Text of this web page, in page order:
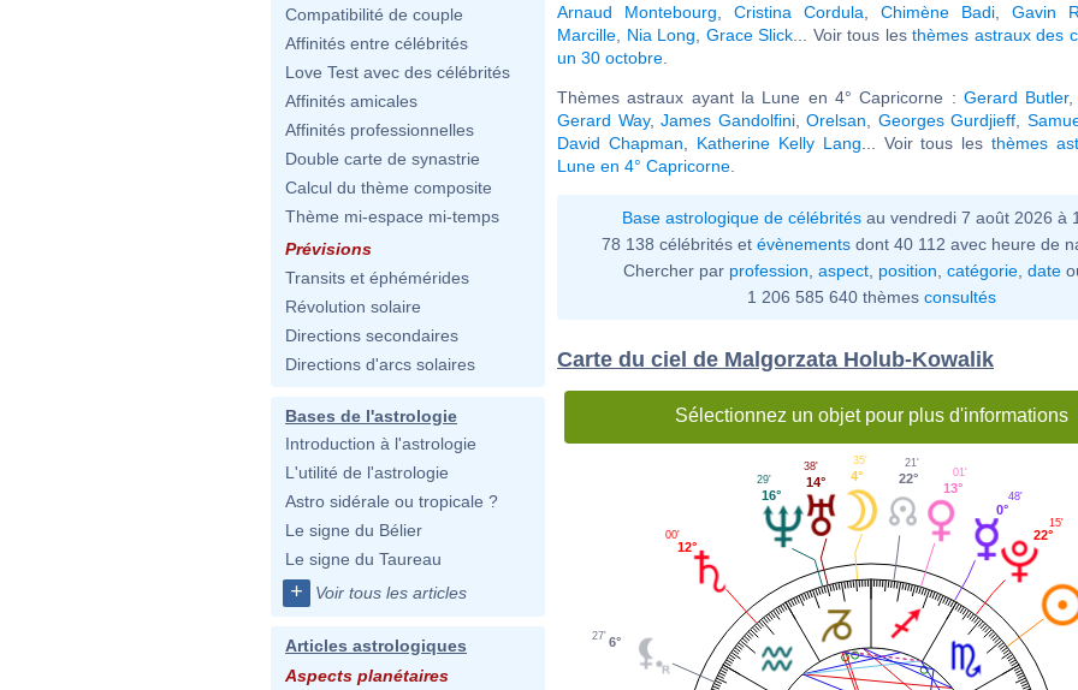
Compatibilité de couple
Affinités entre célébrités
Love Test avec des célébrités
Affinités amicales
Affinités professionnelles
Double carte de synastrie
Calcul du thème composite
Thème mi-espace mi-temps
Prévisions
Transits et éphémérides
Révolution solaire
Directions secondaires
Directions d'arcs solaires
Bases de l'astrologie
Introduction à l'astrologie
L'utilité de l'astrologie
Astro sidérale ou tropicale ?
Le signe du Bélier
Le signe du Taureau
+ Voir tous les articles
Articles astrologiques
Aspects planétaires
Arnaud Montebourg
Cristina Cordula Chimène Badi
Gavin
Marcille
Nia Long Grace Slick ... Voir tous les thèmes astraux des
un 30 octobre
Thèmes astraux ayant la Lune en 4° Capricorne : Gerard Butler
Gerard Way,James Gandolfini,Orelsan Georges Gurdjieff
David Chapman
Katherine Kelly Lang ... Voir tous lesthèmes
Lune en 4° Capricorne
Base astrologique de célébrités au vendredi 7 août 2026 à
78 138 célébrités et évènementsdont 40 112 avec heure de
Chercher par profession aspect position catégorie date
1 206 585 640 thèmes consultés
Carte du ciel de Malgorzata Holub-Kowalik
Sélectionnez un objet pour plus d'informations
22°
15'
0°
48'
13°
01'
22°
21'
4°
35'
14°
38'
16°
29'
12°
00'
6°
27'